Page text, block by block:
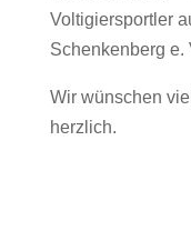
Voltigiersportler
Schenkenberg e.
Wir wünschen
herzlich.